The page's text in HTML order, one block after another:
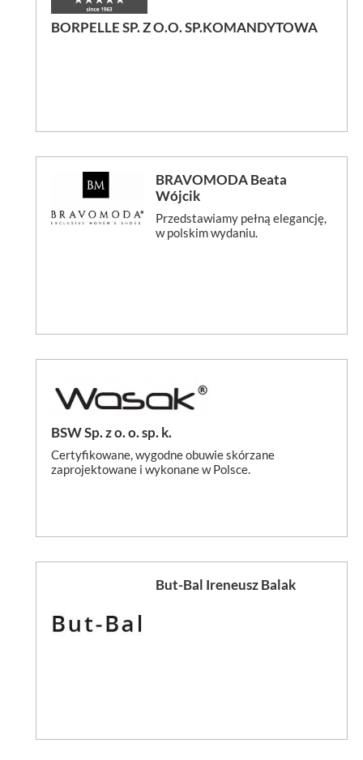
BORPELLE SP. Z O.O. SP.KOMANDYTOWA
BRAVOMODA Beata
Wójcik
Przedstawiamy pełną elegancję,
w polskim wydaniu.
BSW Sp. z o. o. sp. k.
Certyfikowane, wygodne obuwie skórzane
zaprojektowane i wykonane w Polsce.
But-Bal Ireneusz Balak